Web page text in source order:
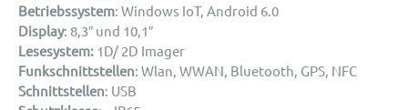
Betriebssystem: Windows IoT, Android 6.0
Display: 8,3″ und 10,1″
Lesesystem: 1D/ 2D Imager
Funkschnittstellen: Wlan, WWAN, Bluetooth, GPS, NFC
Schnittstellen: USB